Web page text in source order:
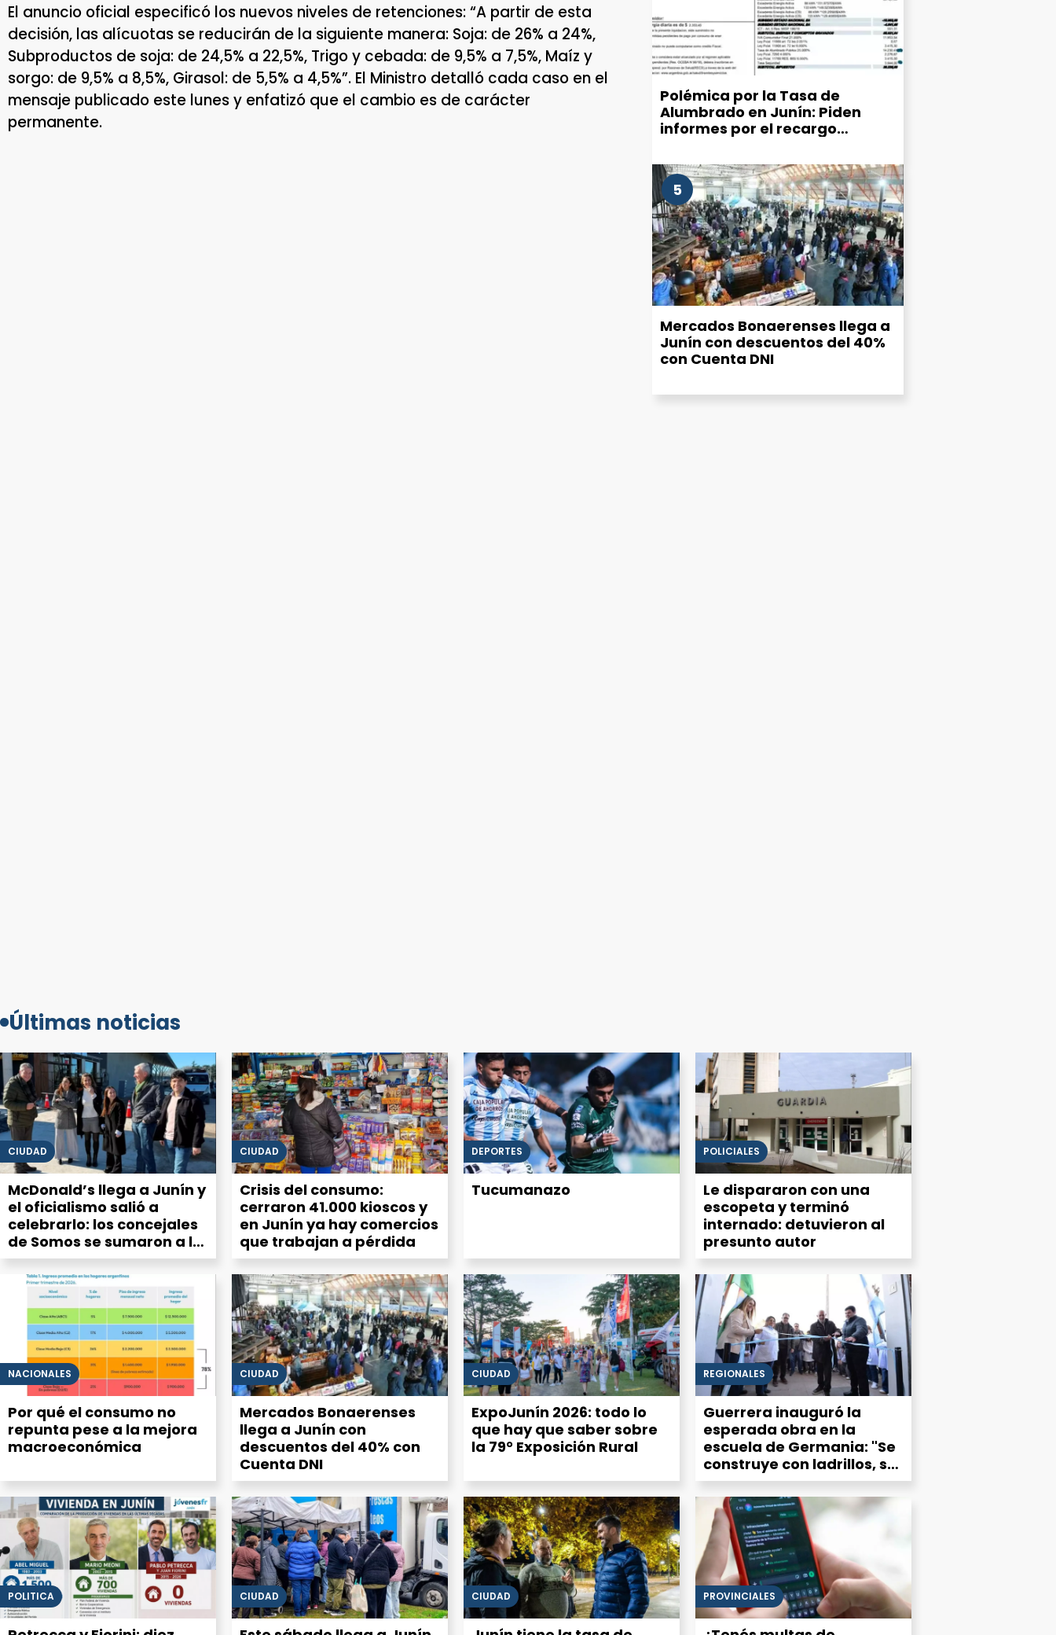
El anuncio oficial especificó los nuevos niveles de retenciones: “A partir de esta
decisión, las alícuotas se reducirán de la siguiente manera: Soja: de 26% a 24%,
Subproductos de soja: de 24,5% a 22,5%, Trigo y cebada: de 9,5% a 7,5%, Maíz y
sorgo: de 9,5% a 8,5%, Girasol: de 5,5% a 4,5%”. El Ministro detalló cada caso en el
mensaje publicado este lunes y enfatizó que el cambio es de carácter
permanente.
Polémica por la Tasa de
Alumbrado en Junín: Piden
informes por el recargo
de luz
5
Mercados Bonaerenses llega a
Junín con descuentos del 40%
con Cuenta DNI
Últimas noticias
CIUDAD
McDonald’s llega a Junín y
el oficialismo salió a
celebrarlo: los concejales
de Somos se sumaron a la
“emoción” por la
hamburguesería
CIUDAD
Crisis del consumo:
cerraron 41.000 kioscos y
en Junín ya hay comercios
que trabajan a pérdida
DEPORTES
Tucumanazo
POLICIALES
Le dispararon con una
escopeta y terminó
internado: detuvieron al
presunto autor
NACIONALES
Por qué el consumo no
repunta pese a la mejora
macroeconómica
CIUDAD
Mercados Bonaerenses
llega a Junín con
descuentos del 40% con
Cuenta DNI
CIUDAD
ExpoJunín 2026: todo lo
que hay que saber sobre
la 79° Exposición Rural
REGIONALES
Guerrera inauguró la
esperada obra en la
escuela de Germania: "Se
construye con ladrillos, se
sostiene con personas"
POLITICA CIUDAD CIUDAD PROVINCIALES